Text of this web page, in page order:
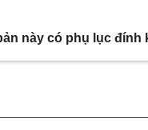
này có phụ lục đính